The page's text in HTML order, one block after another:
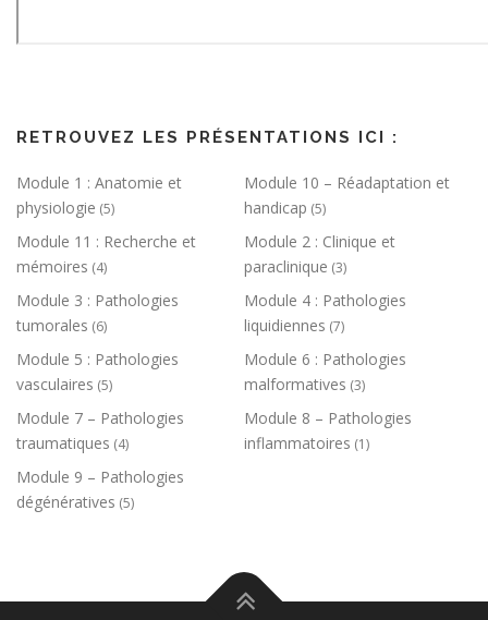
RETROUVEZ LES PRÉSENTATIONS ICI :
Module 1 : Anatomie et
physiologie (5)
Module 10 – Réadaptation et
handicap (5)
Module 11 : Recherche et
mémoires (4)
Module 2 : Clinique et
paraclinique (3)
Module 3 : Pathologies
tumorales (6)
Module 4 : Pathologies
liquidiennes (7)
Module 5 : Pathologies
vasculaires (5)
Module 6 : Pathologies
malformatives (3)
Module 7 – Pathologies
traumatiques (4)
Module 8 – Pathologies
inflammatoires (1)
Module 9 – Pathologies
dégénératives (5)